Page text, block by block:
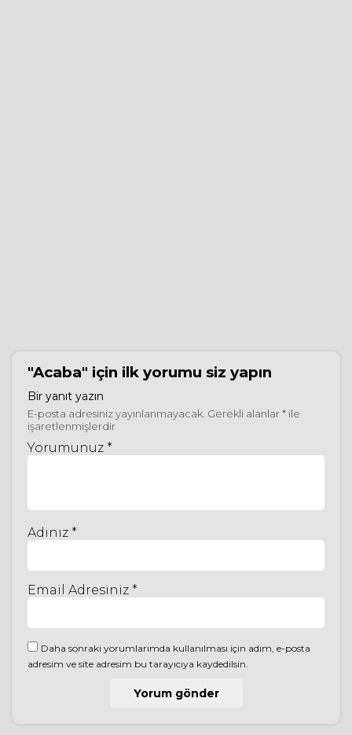
"Acaba" için ilk yorumu siz yapın
Bir yanıt yazın
E-posta adresiniz yayınlanmayacak. Gerekli alanlar* ile
işaretlenmişlerdir
Yorumunuz *
Adınız *
Email Adresiniz *
Daha sonraki yorumlarımda kullanılması için adım, e-posta
adresim ve site adresim bu tarayıcıya kaydedilsin.